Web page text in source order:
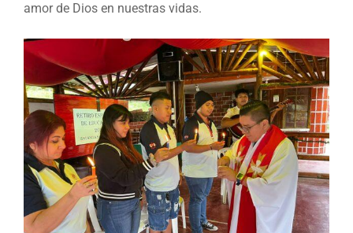
amor de Dios en nuestras vidas.